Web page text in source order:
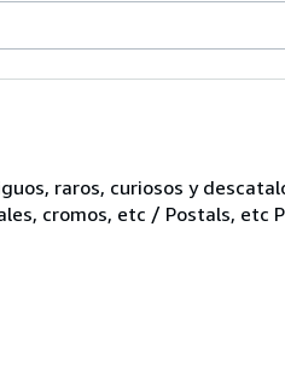
raros, curiosos y
cromos, etc / Postals, etc